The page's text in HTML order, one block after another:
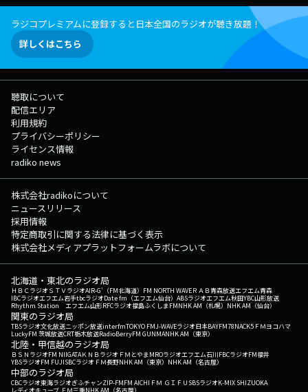
ラジコプレミアムに登録すると日本全国のラジオが聴き放題！
詳しくはこちら
聴取について
配信エリア
利用規約
プライバシーポリシー
ライセンス情報
radiko news
株式会社radikoについて
ニュースリリース
採用情報
特定商取引に関する法律に基づく表示
株式会社メディアプラットフォームラボについて
北海道・東北のラジオ局
ＨＢＣラジオＳＴＶラジオAIR-G'（FM北海道） FM NORTH WAVEＲＡＢ青森放送エフエム青森
IBCラジオエフエム岩手tbcラジオDate fm（エフエム仙台） ABSラジオエフエム秋田YBC山形放送
Rhythm Station エフエム山形RFCラジオ福島ふくしまFMNHK AM（札幌） NHK AM（仙台）
関東のラジオ局
TBSラジオ文化放送ニッポン放送interfmTOKYO FMJ-WAVEラジオ日本BAYFM78NACK5 ＦＭヨコハマ
LuckyFM 茨城放送CRT栃木放送RadioBerryFM GUNMANHK AM（東京）
北陸・甲信越のラジオ局
ＢＳＮラジオFM NIIGATAＫＮＢラジオ ＦＭとやまMROラジオエフエム石川FBCラジオFM福井
YBSラジオFM FUJISBCラジオ ＦＭ長野NHK AM（東京） NHK AM（名古屋）
中部のラジオ局
CBCラジオ東海ラジオぎふチャンZIP-FMFM AICHI ＦＭ ＧＩＦＵ SBSラジオK-MIX SHIZUOKA
レディオキューブ ＦＭ三重NHK AM（名古屋）